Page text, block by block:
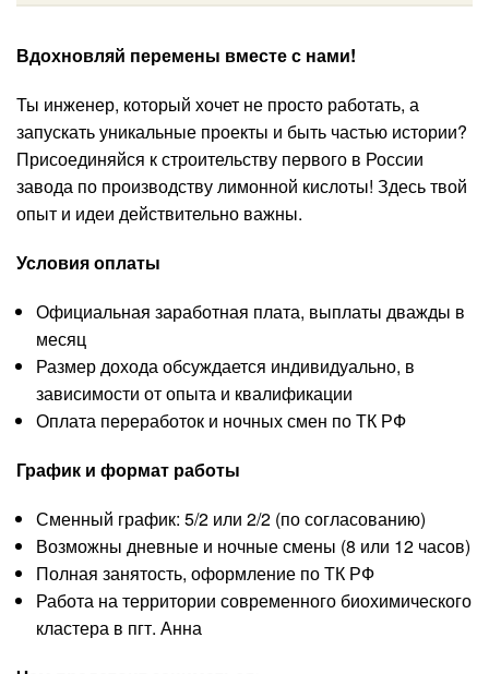
Вдохновляй перемены вместе с нами!
Ты инженер, который хочет не просто работать, а
запускать уникальные проекты и быть частью истории?
Присоединяйся к строительству первого в России
завода по производству лимонной кислоты! Здесь твой
опыт и идеи действительно важны.
Условия оплаты
Официальная заработная плата, выплаты дважды в
месяц
Размер дохода обсуждается индивидуально, в
зависимости от опыта и квалификации
Оплата переработок и ночных смен по ТК РФ
График и формат работы
Сменный график: 5/2 или 2/2 (по согласованию)
Возможны дневные и ночные смены (8 или 12 часов)
Полная занятость, оформление по ТК РФ
Работа на территории современного биохимического
кластера в пгт. Анна